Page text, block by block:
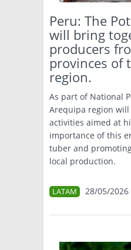
Peru: The
will bring
producers
provinces of
region.
As part of National
Arequipa region
activities aimed at
importance of this
tuber and
local production.
LATAM 28/05/2026